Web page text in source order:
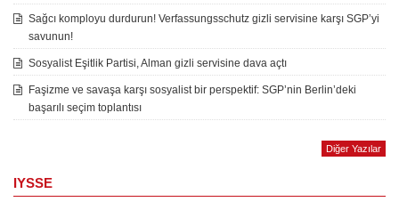
Sağcı komployu durdurun! Verfassungsschutz gizli servisine karşı SGP’yi
savunun!
Sosyalist Eşitlik Partisi, Alman gizli servisine dava açtı
Faşizme ve savaşa karşı sosyalist bir perspektif: SGP’nin Berlin’deki
başarılı seçim toplantısı
Diğer Yazılar
IYSSE